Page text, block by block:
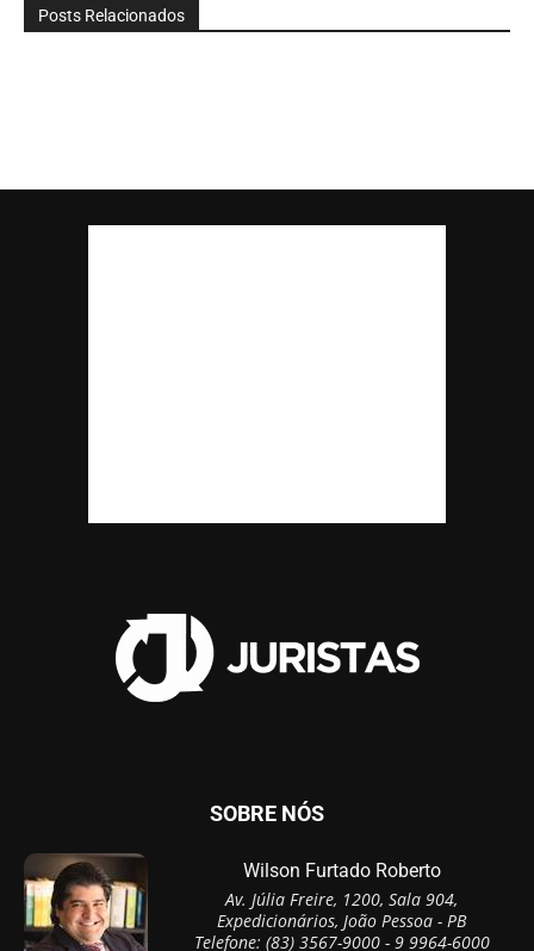
Posts Relacionados
SOBRE NÓS
Wilson Furtado Roberto
Av. Júlia Freire, 1200, Sala 904,
Expedicionários, João Pessoa - PB
Telefone: (83) 3567-9000 - 9 9964-6000